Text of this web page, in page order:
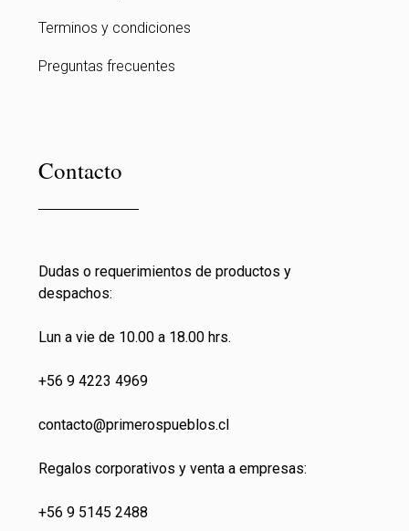
Terminos y condiciones
Preguntas frecuentes
Contacto
Dudas o requerimientos de productos y
despachos:
Lun a vie de 10.00 a 18.00 hrs.
+56 9 4223 4969
contacto@primerospueblos.cl
Regalos corporativos y venta a empresas:
+56 9 5145 2488